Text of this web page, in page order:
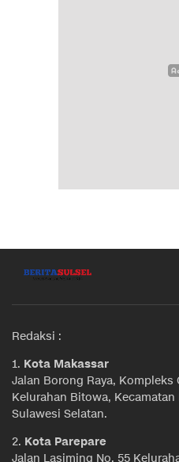
Redaksi :
1. Kota Makassar
Jalan Borong Raya, Kompleks
Kelurahan Bitowa,
Sulawesi Selatan.
2. Kota Parepare
Jalan Lasiming No. 55